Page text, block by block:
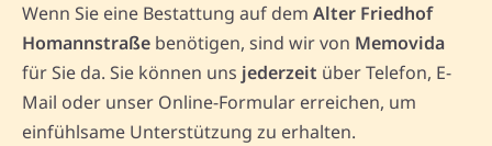
Wenn Sie eine Bestattung auf dem Alter Friedhof
Homannstraße benötigen, sind wir von Memovida
für Sie da. Sie können uns jederzeit über Telefon, E-
Mail oder unser Online-Formular erreichen, um
einfühlsame Unterstützung zu erhalten.